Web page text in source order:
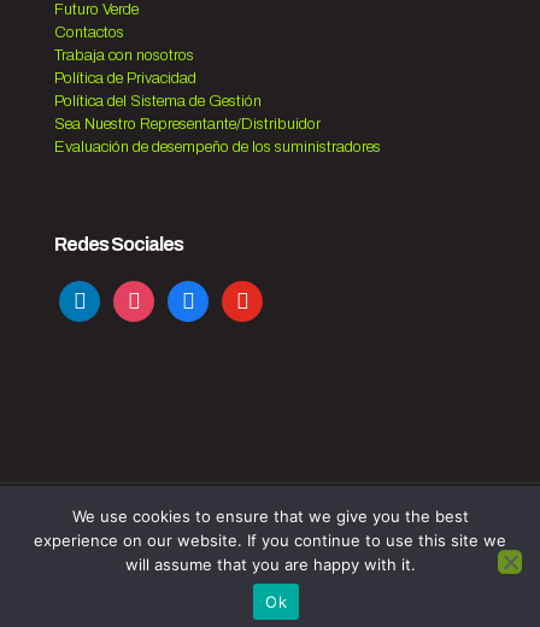
Futuro Verde
Contactos
Trabaja con nosotros
Política de Privacidad
Política del Sistema de Gestión
Sea Nuestro Representante/Distribuidor
Evaluación de desempeño de los suministradores
Redes Sociales
linkedin instagramfacebookyoutube
© 2023 OPTIMISTIC. All Rights Reserved. Desenvolvido por
AMEN.PT
We use cookies to ensure that we give you the best
experience on our website. If you continue to use this site we
will assume that you are happy with it.
Ok